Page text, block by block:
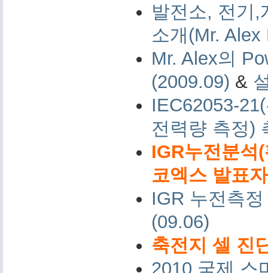
발전소, 전기,
소개(Mr.
Mr. Alex의
(2009.09) &
IEC62053-
전력량 측정)
IGR누전분석
코엑스 발표
IGR 누전측
(09.06)
축전지 셀 진
2010 국제 스